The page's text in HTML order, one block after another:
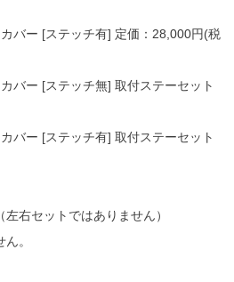
バー [ステッチ有] 定価：28,000円(税
バー [ステッチ無] 取付ステーセット
バー [ステッチ有] 取付ステーセット
右セットではありません）
。